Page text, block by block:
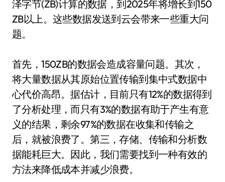
泽字节(ZB)计算的数据，到2025年将增长到150
ZB以上。这些数据发送到云会带来一些重大问
题。
首先，150ZB的数据会造成容量问题。其次，
将大量数据从其原始位置传输到集中式数据中
心代价高昂。据估计，目前只有12%的数据得到
了分析处理，而只有3%的数据有助于产生有意
义的结果，剩余97%的数据在收集和传输之
后，就被浪费了。第三，存储、传输和分析数
据能耗巨大。因此，我们需要找到一种有效的
方法来降低成本并减少浪费。